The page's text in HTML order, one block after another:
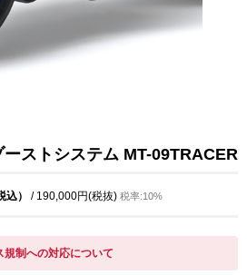
ストシステム MT-09TRACER
込） / 190,000円(税抜) 税率:10%
制への対応について